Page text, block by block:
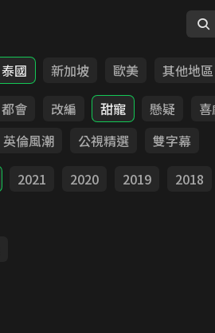
泰國 新加坡 歐美
其他地區
都會 改編 甜寵 懸疑
英倫風潮 公視精選
雙字幕
2021 2020 2019 2018